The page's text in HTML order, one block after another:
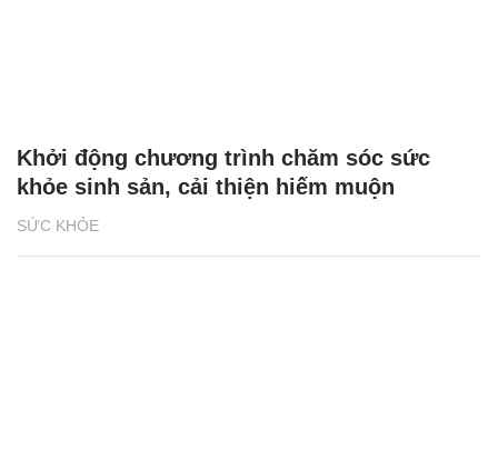
SỨC KHỎE
Khởi động chương trình chăm sóc sức
khỏe sinh sản, cải thiện hiếm muộn